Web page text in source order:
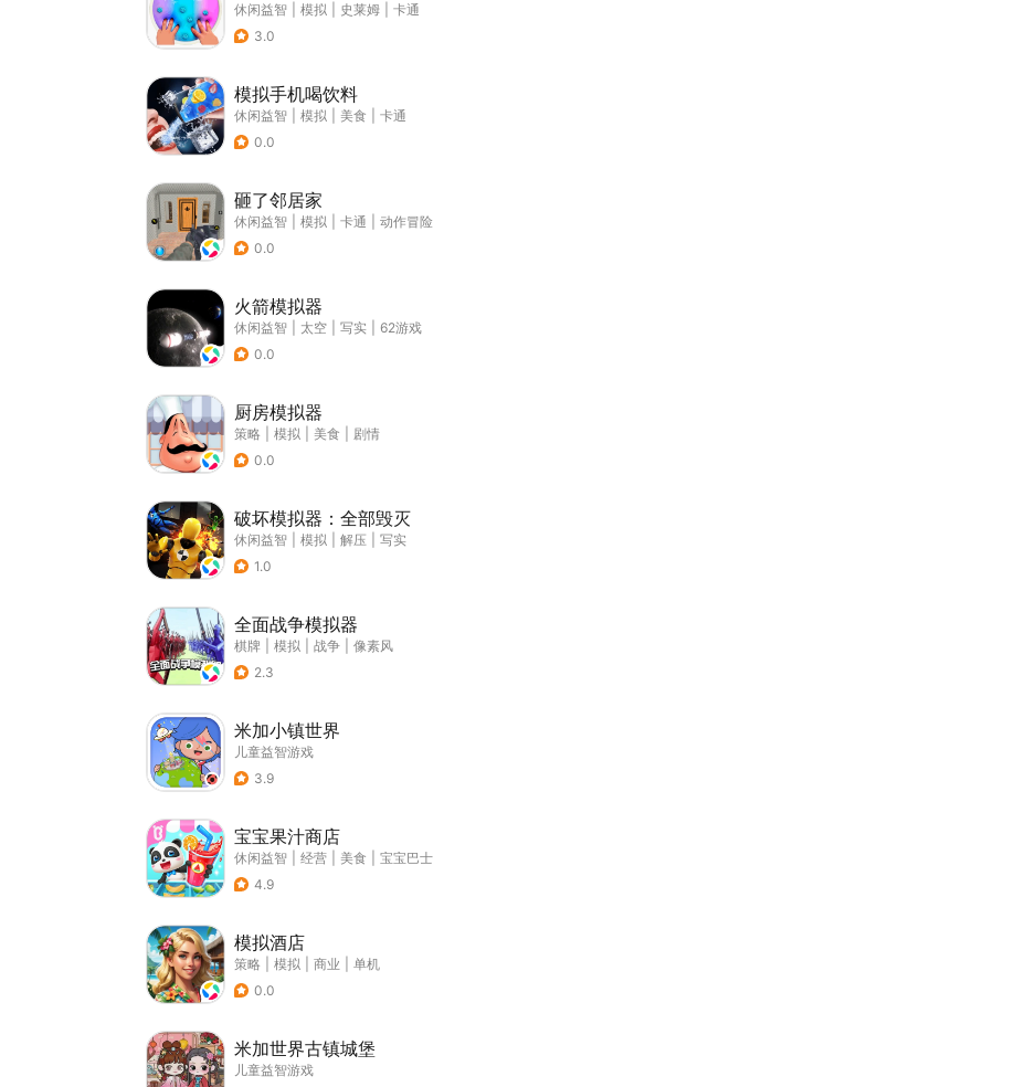
休闲益智 模拟 史莱姆
卡通
3.0
模拟手机喝饮料
休闲益智 模拟 美食
卡通
0.0
砸了邻居家
休闲益智 模拟 卡通
动作冒险
0.0
火箭模拟器
休闲益智 太空 写实
62游戏
0.0
厨房模拟器
策略 模拟 美食
剧情
0.0
破坏模拟器：全部毁灭
休闲益智 模拟 解压
写实
1.0
全面战争模拟器
棋牌 模拟 战争
像素风
2.3
米加小镇世界
儿童益智游戏
3.9
宝宝果汁商店
休闲益智 经营 美食
宝宝巴士
4.9
模拟酒店
策略 模拟 商业
单机
0.0
米加世界古镇城堡
儿童益智游戏